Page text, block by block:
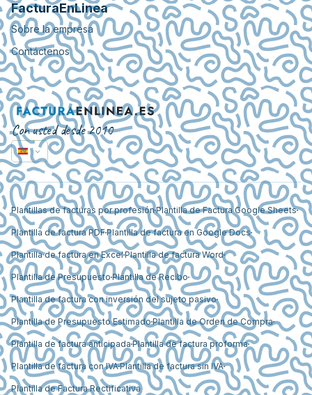
FacturaEnLinea
Sobre la empresa
Contáctenos
Con usted desde 2010
Plantillas de facturas por profesión Plantilla de Factura Google Sheets
Plantilla de factura PDFPlantilla de factura en Google Docs
Plantilla de factura en ExcelPlantilla de factura Word
Plantilla de Presupuesto Plantilla de Recibo
Plantilla de factura con inversión del sujeto pasivo
Plantilla de Presupuesto EstimadoPlantilla de Orden de Compra
Plantilla de factura anticipada Plantilla de factura proforma
Plantilla de factura con IVAPlantilla de factura sin IVA
Plantilla de Factura Rectificativa